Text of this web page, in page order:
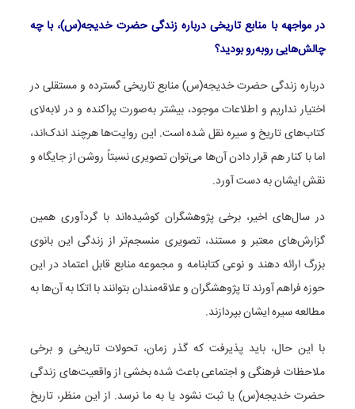
در مواجهه با منابع تاریخی درباره زندگی حضرت خدیجه(س)، با چه
چالش‌هایی روبه‌رو بودید؟
درباره زندگی حضرت خدیجه(س) منابع تاریخی گسترده و مستقلی در
اختیار نداریم و اطلاعات موجود، بیشتر به‌صورت پراکنده و در لابه‌لای
کتاب‌های تاریخ و سیره نقل شده است. این روایت‌ها هرچند اندک‌اند،
اما با کنار هم قرار دادن آن‌ها می‌توان تصویری نسبتاً روشن از جایگاه و
نقش ایشان به دست آورد.
در سال‌های اخیر، برخی پژوهشگران کوشیده‌اند با گردآوری همین
گزارش‌های معتبر و مستند، تصویری منسجم‌تر از زندگی این بانوی
بزرگ ارائه دهند و نوعی کتابنامه و مجموعه منابع قابل اعتماد در این
حوزه فراهم آورند تا پژوهشگران و علاقه‌مندان بتوانند با اتکا به آن‌ها به
مطالعه سیره ایشان بپردازند.
با این حال، باید پذیرفت که گذر زمان، تحولات تاریخی و برخی
ملاحظات فرهنگی و اجتماعی باعث شده بخشی از واقعیت‌های زندگی
حضرت خدیجه(س) یا ثبت نشود یا به ما نرسد. از این منظر، تاریخ